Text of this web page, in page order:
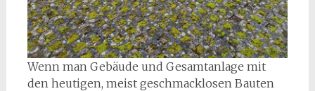
Wenn man Gebäude und Gesamtanlage mit
den heutigen, meist geschmacklosen Bauten